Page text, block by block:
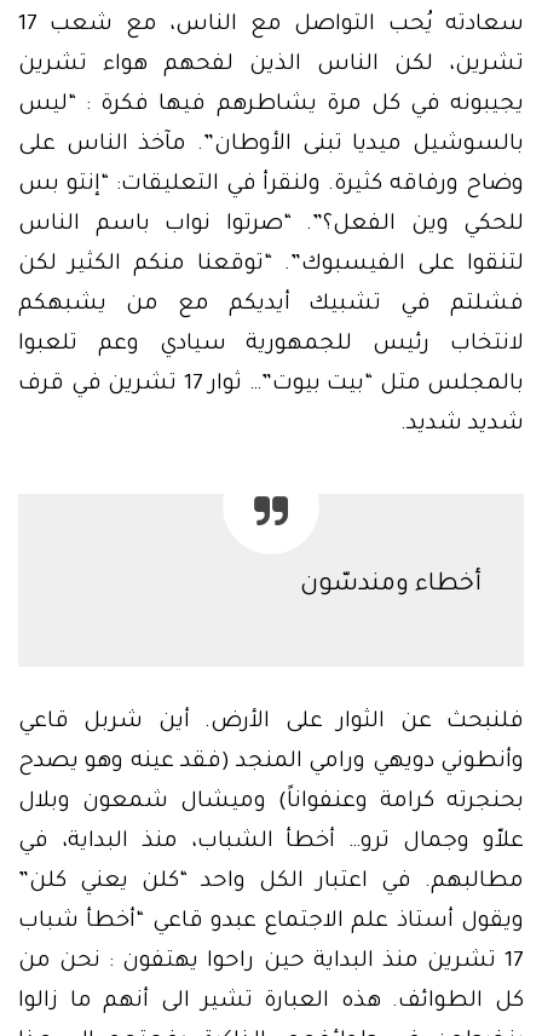
سعادته يُحب التواصل مع الناس، مع شعب 17
تشرين، لكن الناس الذين لفحهم هواء تشرين
يجيبونه في كل مرة يشاطرهم فيها فكرة : “ليس
بالسوشيل ميديا تبنى الأوطان”. مآخذ الناس على
وضاح ورفاقه كثيرة. ولنقرأ في التعليقات: “إنتو بس
للحكي وين الفعل؟”. “صرتوا نواب باسم الناس
لتنقوا على الفيسبوك”. “توقعنا منكم الكثير لكن
فشلتم في تشبيك أيديكم مع من يشبهكم
لانتخاب رئيس للجمهورية سيادي وعم تلعبوا
بالمجلس متل “بيت بيوت”… ثوار 17 تشرين في قرف
شديد شديد.
أخطاء ومندسّون
فلنبحث عن الثوار على الأرض. أين شربل قاعي
وأنطوني دويهي ورامي المنجد (فقد عينه وهو يصدح
بحنجرته كرامة وعنفواناً) وميشال شمعون وبلال
علاّو وجمال ترو… أخطأ الشباب، منذ البداية، في
مطالبهم. في اعتبار الكل واحد “كلن يعني كلن”
ويقول أستاذ علم الاجتماع عبدو قاعي “أخطأ شباب
17 تشرين منذ البداية حين راحوا يهتفون : نحن من
كل الطوائف. هذه العبارة تشير الى أنهم ما زالوا